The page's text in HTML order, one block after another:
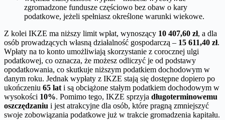
zgromadzone fundusze częściowo bez obaw o kary
podatkowe, jeżeli spełniasz określone warunki wiekowe.
Z kolei IKZE ma niższy limit wpłat, wynoszący 10 407,60 zł, a dla
osób prowadzących własną działalność gospodarczą – 15 611,40 zł.
Wpłaty na to konto umożliwiają skorzystanie z corocznej ulgi
podatkowej, co oznacza, że możesz odliczyć je od podstawy
opodatkowania, co skutkuje niższym podatkiem dochodowym w
danym roku. Jednak wypłaty z IKZE stają się dostępne dopiero po
ukończeniu 65 lati są obciążone stałym podatkiem dochodowym w
wysokości 10%. Pomimo tego, IKZE sprzyja długoterminowemu
oszczędzaniu i jest atrakcyjne dla osób, które pragną zmniejszyć
swoje zobowiązania podatkowe już w trakcie gromadzenia kapitału.